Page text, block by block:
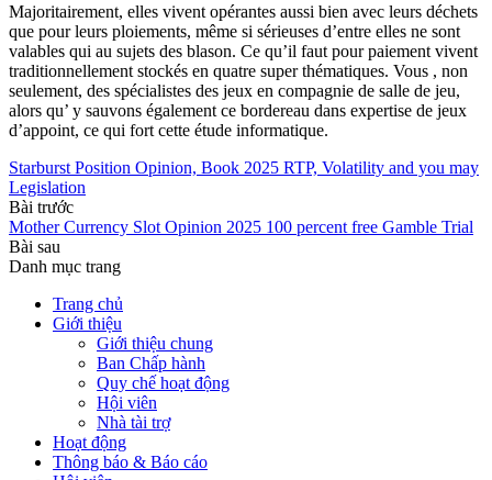
Majoritairement, elles vivent opérantes aussi bien avec leurs déchets
que pour leurs ploiements, même si sérieuses d’entre elles ne sont
valables qui au sujets des blason. Ce qu’il faut pour paiement vivent
traditionnellement stockés en quatre super thématiques. Vous , non
seulement, des spécialistes des jeux en compagnie de salle de jeu,
alors qu’ y sauvons également ce bordereau dans expertise de jeux
d’appoint, ce qui fort cette étude informatique.
Starburst Position Opinion, Book 2025 RTP, Volatility and you may
Legislation
Bài trước
Mother Currency Slot Opinion 2025 100 percent free Gamble Trial
Bài sau
Danh mục trang
Trang chủ
Giới thiệu
Giới thiệu chung
Ban Chấp hành
Quy chế hoạt động
Hội viên
Nhà tài trợ
Hoạt động
Thông báo & Báo cáo